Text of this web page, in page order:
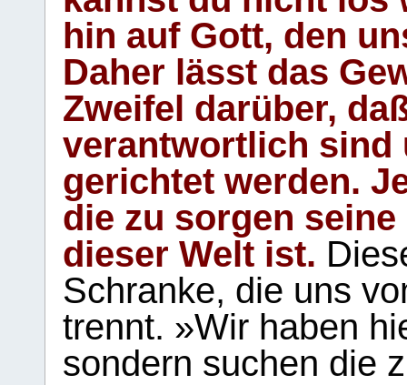
hin auf Gott, den
Daher lässt das
Zweifel darüber,
verantwortlich sind
gerichtet werden.
die zu sorgen
dieser Welt ist.
Schranke, die uns
trennt. »Wir haben
sondern suchen die